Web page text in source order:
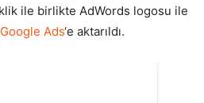
ile birlikte AdWords logosu ile
Google Ads‘e aktarıldı.